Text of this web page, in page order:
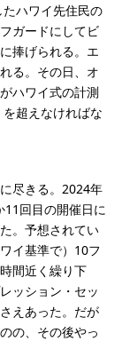
ハワイ先住民の
ガードにしてビ
捧げられる。エ
る。その日、オ
ハワイ式の計測
超えなければな
尽きる。2024年
回目の開催日に
。予想されてい
イ基準で）10フ
間近く繰り下
ッション・セッ
えあった。だが
の、その後やっ